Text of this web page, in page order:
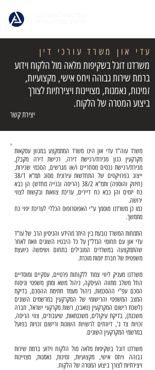
עדי און משרד עורכי דין
משרדנו דוגל בשקיפות מלאה מול הלקוח וידוע
ברמת שירות גבוהה ויחס אישי, מקצועיות,
זמינות, נאמנות, מצויינות ויצירתיות לצורך
ביצוע המטרה של הלקוח.
יצירת קשר
משרד עוה"ד עדי און הינו משרד המתמקצע במגוון עסקאות
מקרקעין כגון מכירת/רכישת דירה, רכישת דירה מקבלן,
מכירת/רכישת נכסים מסחריים ו/או מגרשים, הסכמי שכירות,
ייצוג בפרויקטים של התחדשות עירונית מסוג תמ"א 38/1
(חיזוק והוספה) ותמ"א 38/2 (הריסה ובנייה מחדש) הן כבא
כח יזמים והן כבא כח דיירים, עריכת צוואות ובקשות לצווי
ירושה.
כמו כן משרדנו מוסמך ע"י האפוטרופוס הכללי לעריכת יפוי כח
מתמשך.
התמחות המשרד נובעת בין היתר מהידע והניסיון הרב של עו"ד
עדי און עם תחומי הנדל"ן על כל היבטיו השונים וזאת לאחר
שהתמקצעה במשרדים המובילים בתחום ושימשה כיועצת
משפטית של חברת יזמות מוכרת.
משרדנו מעניק ליווי צמוד ללקוחות פרטיים, עסקיים ומוסדיים
החל משלב מתווה העיסקה, ניהול משא ומתן משפטי וניסוח
הסכם עפ"י ההסכמות, ניהול מעמד חתימת ההסכם, בדיקת
המצב המשפטי והרישומי של המקרקעין במרשמים השונים
(לשכת רישום המקרקעין (טאבו), רשות מקרקעי ישראל, חברה
משכנת), בדיקת עיקולים, משכנתאות, שיעבודים, צווי הריסה,
זכויות צד ג', דיווחים לרשויות השונות ורישום זכויות בפועל
במרשמי המקרקעין השונים.
משרדנו דוגל בשקיפות מלאה מול הלקוח וידוע ברמת שירות
גבוהה ויחס אישי, מקצועיות, זמינות, נאמנות, מצויינות
ויצירתיות לצורך ביצוע המטרה של הלקוח.